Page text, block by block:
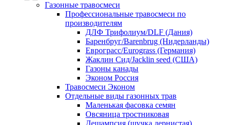
Газонные травосмеси
Профессиональные травосмеси по
производителям
ДЛФ Трифолиум/DLF (Дания)
Баренбруг/Barenbrug (Нидерланды)
Еврограсс/Eurograss (Германия)
Жаклин Сид/Jacklin seed (США)
Газоны канады
Эконом Россия
Травосмеси Эконом
Отдельные виды газонных трав
Маленькая фасовка семян
Овсяница тростниковая
Дешампсия (щучка дернистая)